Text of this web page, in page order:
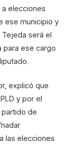
a elecciones
ese municipio y
será el
para ese cargo
explicó que
y por el
partido de
las elecciones